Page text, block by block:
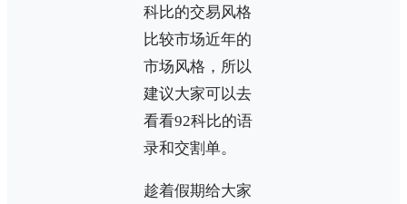
科比的交易风格
比较市场近年的
市场风格，所以
建议大家可以去
看看92科比的语
录和交割单。
趁着假期给大家